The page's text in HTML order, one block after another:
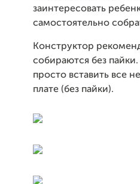
заинтересовать
самостоятельно
Конструктор
собираются без
просто вставить все
плате (без пайки).